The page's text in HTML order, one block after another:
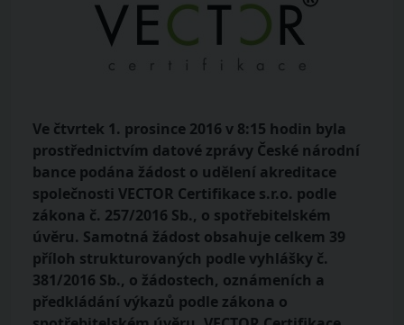
Ve čtvrtek 1. prosince 2016 v 8:15 hodin byla
prostřednictvím datové zprávy České národní
bance podána žádost o udělení akreditace
společnosti VECTOR Certifikace s.r.o. podle
zákona č. 257/2016 Sb., o spotřebitelském
úvěru. Samotná žádost obsahuje celkem 39
příloh strukturovaných podle vyhlášky č.
381/2016 Sb., o žádostech, oznámeních a
předkládání výkazů podle zákona o